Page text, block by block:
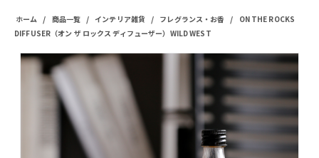
ホーム / 商品一覧 / インテリア雑貨 / フレグランス・お香 /
ON THE ROCKS
DIFFUSER（オン ザ ロックス ディフューザー）WILD WEST